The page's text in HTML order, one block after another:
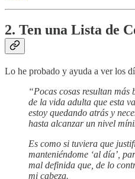
2. Ten una Lista de
Lo he probado y ayuda a ver los
“Pocas cosas resultan más
de la vida adulta que esta
estoy quedando atrás y
hasta alcanzar un nivel
Es como si tuviera que
manteniéndome ‘al día’,
mal definida que, de lo
mi cabeza.